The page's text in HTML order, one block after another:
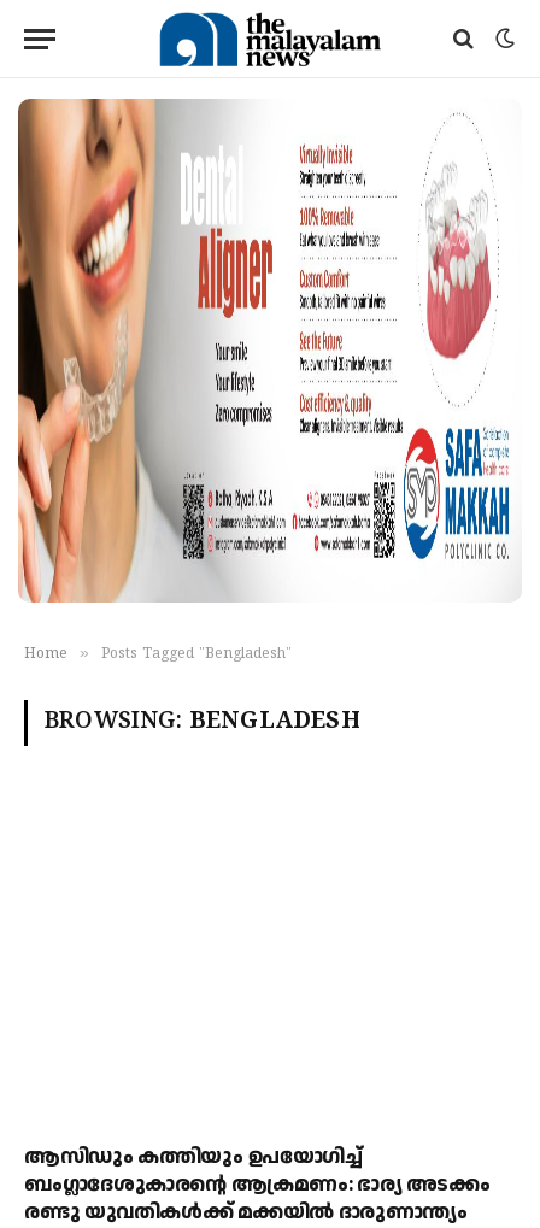
Home » Posts Tagged "Bengladesh"
BROWSING: BENGLADESH
ആസിഡും കത്തിയും ഉപയോഗിച്ച്
ബംഗ്ലാദേശുകാരന്റെ ആക്രമണം: ഭാര്യ അടക്കം
രണ്ടു യുവതികള്‍ക്ക് മക്കയിൽ ദാരുണാന്ത്യം